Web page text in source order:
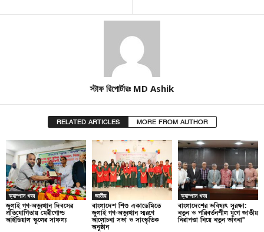
স্টাফ রিপোর্টারঃ MD Ashik
RELATED ARTICLES MORE FROM AUTHOR
ক্যাম্পাস খবর
জুলাই গণ-অভ্যুত্থান দিবসের
প্রতিযোগিতায় মেরীগোল্ড
আইডিয়াল স্কুলের সাফল্য
জাতীয়
বাংলাদেশ শিশু একাডেমিতে
জুলাই গণ-অভ্যুত্থান স্মরণে
আলোচনা সভা ও সাংস্কৃতিক
অনুষ্ঠান
ক্যাম্পাস খবর
বাংলাদেশের ভবিষ্যৎ সুরক্ষা:
নতুন ও পরিবর্তনশীল যুগে জাতীয়
নিরাপত্তা নিয়ে নতুন ভাবনা”